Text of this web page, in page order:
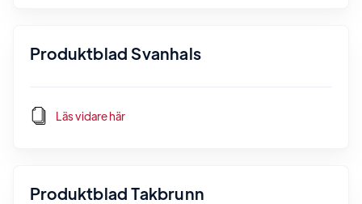
Produktblad Svanhals
Läs vidare här
Produktblad Takbrunn